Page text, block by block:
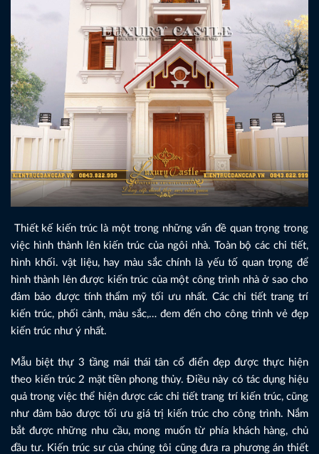
Thiết kế kiến trúc là một trong những vấn đề quan trọng trong
việc hình thành lên kiến trúc của ngôi nhà. Toàn bộ các chi tiết,
hình khối. vật liệu, hay màu sắc chính là yếu tố quan trọng để
hình thành lên được kiến trúc của một công trình nhà ở sao cho
đảm bảo được tính thẩm mỹ tối ưu nhất. Các chi tiết trang trí
kiến trúc, phối cảnh, màu sắc,… đem đến cho công trình vẻ đẹp
kiến trúc như ý nhất.
Mẫu biệt thự 3 tầng mái thái tân cổ điển đẹp được thực hiện
theo kiến trúc 2 mặt tiền phong thủy. Điều này có tác dụng hiệu
quả trong việc thể hiện được các chi tiết trang trí kiến trúc, cũng
như đảm bảo được tối ưu giá trị kiến trúc cho công trình. Nắm
bắt được những nhu cầu, mong muốn từ phía khách hàng, chủ
đầu tư. Kiến trúc sư của chúng tôi cũng đưa ra phương án thiết